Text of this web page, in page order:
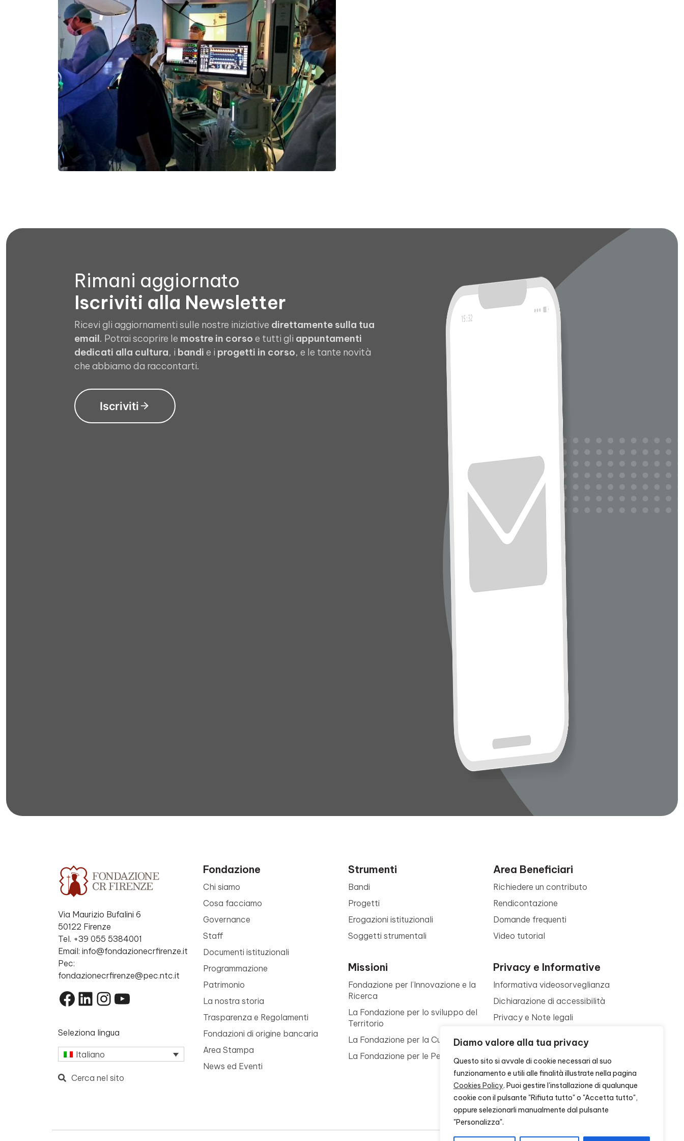
Diamo valore alla tua privacy
Questo sito si avvale di cookie necessari al suo
funzionamento e utili alle finalità illustrate nella pagina
Cookies Policy. Puoi gestire l'installazione di qualunque
cookie con il pulsante "Rifiuta tutto" o "Accetta tutto",
oppure selezionarli manualmente dal pulsante
"Personalizza".
Rimani aggiornato
Iscriviti alla Newsletter
Ricevi gli aggiornamenti sulle nostre iniziative direttamente sulla tua
email. Potrai scoprire le mostre in corso e tutti gli appuntamenti
dedicati alla cultura, i bandi e i progetti in corso, e le tante novità
che abbiamo da raccontarti.
Iscriviti
Via Maurizio Bufalini 6
50122 Firenze
Tel. +39 055 5384001
Email: info@fondazionecrfirenze.it
Pec:
fondazionecrfirenze@pec.ntc.it
Facebook
LinkedIn
Instagram
YouTube
Seleziona lingua
Italiano
Cerca nel sito
Fondazione
Chi siamo
Cosa facciamo
Governance
Staff
Documenti istituzionali
Programmazione
Patrimonio
La nostra storia
Trasparenza e Regolamenti
Fondazioni di origine bancaria
Area Stampa
News ed Eventi
Strumenti
Bandi
Progetti
Erogazioni istituzionali
Soggetti strumentali
Missioni
Fondazione per l’Innovazione e la
Ricerca
La Fondazione per lo sviluppo del
Territorio
La Fondazione per la Cultura
La Fondazione per le Persone
Area Beneficiari
Richiedere un contributo
Rendicontazione
Domande frequenti
Video tutorial
Privacy e Informative
Informativa videosorveglianza
Dichiarazione di accessibilità
Privacy e Note legali
Contattaci